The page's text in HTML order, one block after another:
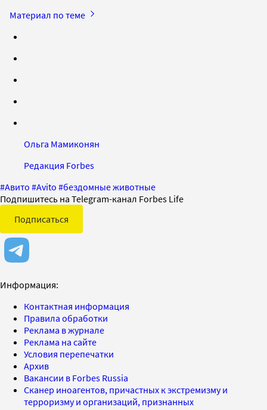
Материал по теме
Ольга Мамиконян
Редакция Forbes
#Авито #Avito #бездомные животные
Подпишитесь на Telegram-канал Forbes Life
Подписаться
Информация:
Контактная информация
Правила обработки
Реклама в журнале
Реклама на сайте
Условия перепечатки
Архив
Вакансии в Forbes Russia
Сканер иноагентов, причастных к экстремизму и
терроризму и организаций, признанных